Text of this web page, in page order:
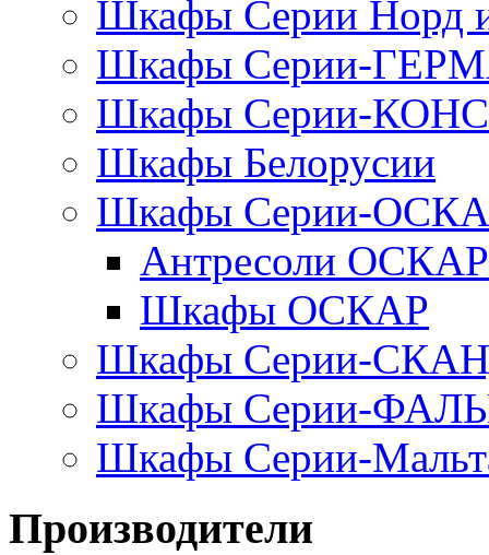
Шкафы Серии
Шкафы Серии-
Шкафы Серии-
Шкафы Белорусии
Шкафы Серии-
Антресоли ОСКАР
Шкафы ОСКАР
Шкафы Серии-
Шкафы Серии-
Шкафы Серии-
Производители